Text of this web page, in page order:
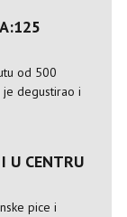
od 500
degustirao i
U CENTRU
pice i